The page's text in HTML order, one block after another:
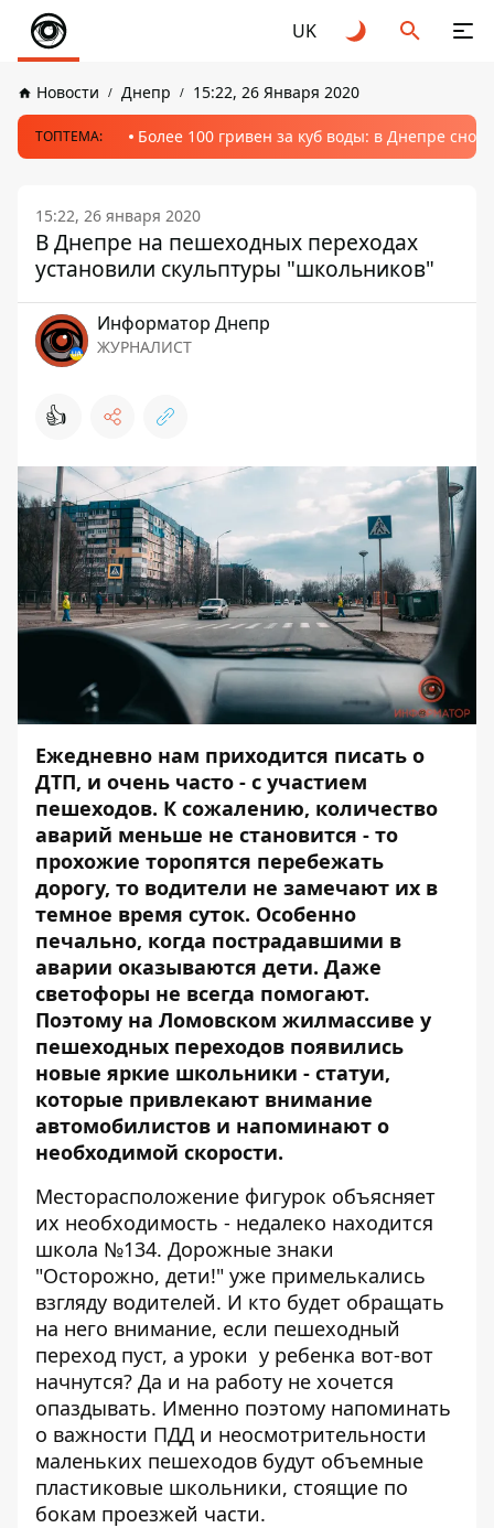
UK
Новости Днепр 15:22, 26 Января 2020
ТОПТЕМА: Более 100 гривен за куб воды: в Днепре
15:22, 26 января 2020
В Днепре на пешеходных переходах
установили скульптуры "школьников"
Информатор Днепр
ЖУРНАЛИСТ
👍
Ежедневно нам приходится писать о
ДТП, и очень часто - с участием
пешеходов. К сожалению, количество
аварий меньше не становится - то
прохожие торопятся перебежать
дорогу, то водители не замечают их в
темное время суток. Особенно
печально, когда пострадавшими в
аварии оказываются дети. Даже
светофоры не всегда помогают.
Поэтому на Ломовском жилмассиве у
пешеходных переходов появились
новые яркие школьники - статуи,
которые привлекают внимание
автомобилистов и напоминают о
необходимой скорости.
Месторасположение фигурок объясняет
их необходимость - недалеко находится
школа №134. Дорожные знаки
"Осторожно, дети!" уже примелькались
взгляду водителей. И кто будет обращать
на него внимание, если пешеходный
переход пуст, а уроки у ребенка вот-вот
начнутся? Да и на работу не хочется
опаздывать. Именно поэтому напоминать
о важности ПДД и неосмотрительности
маленьких пешеходов будут объемные
пластиковые школьники, стоящие по
бокам проезжей части.